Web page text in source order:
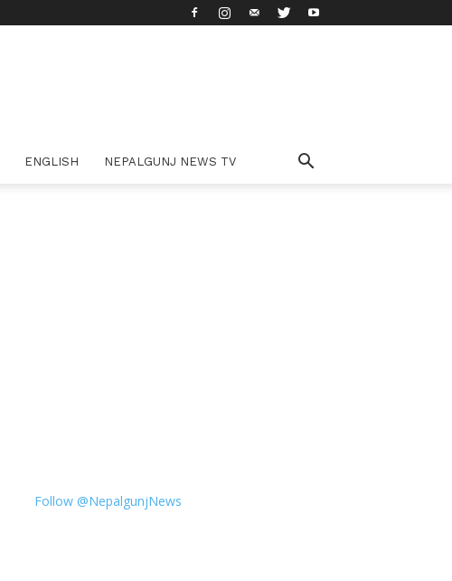
ENGLISH NEPALGUNJ NEWS TV
Follow @NepalgunjNews